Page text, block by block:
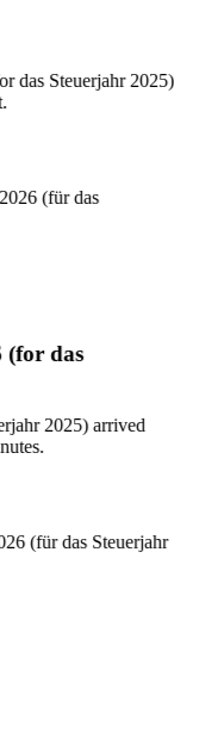
das Steuerjahr 2025)
(für das
das
2025) arrived
(für das Steuerjahr